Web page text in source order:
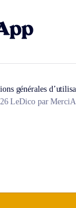
générales
LeDico par